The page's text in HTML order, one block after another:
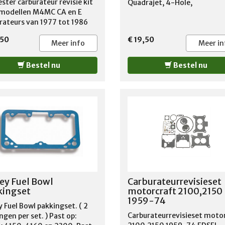
carburateur revisie kit
M4MC CA en E
van 1977 tot 1986
Meer info
Bestel nu
Quadrajet, 4-Hole,
€ 19,50 Meer
Bestel nu
Fuel Bowl
Fuel Bowl pakkingset. ( 2
per set. ) Past op:
Carburateurrevisieset
motorcraft 2100,2150
1959-74
Carburateurrevisieset